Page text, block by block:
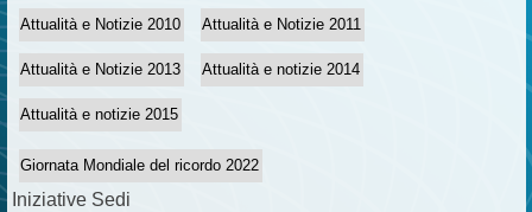
Attualità e Notizie 2010 Attualità e Notizie 2011
Attualità e Notizie 2013 Attualità e notizie 2014
Attualità e notizie 2015
Giornata Mondiale del ricordo 2022
Iniziative Sedi